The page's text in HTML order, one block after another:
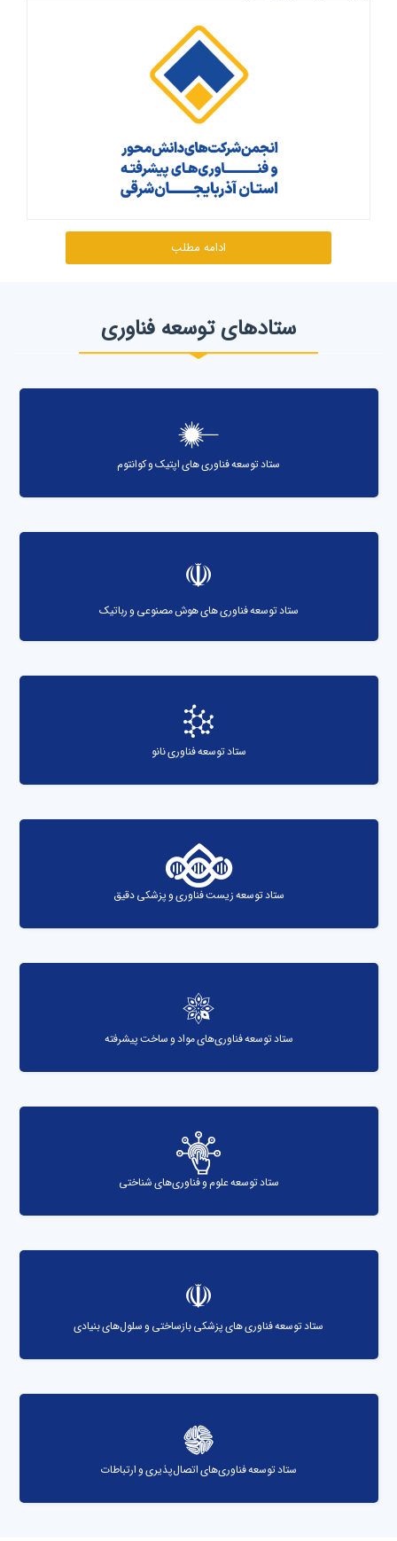
ادامه مطلب
ستاد‌های توسعه فناوری
ستاد توسعه فناوری های اپتیک و کوانتوم
ستاد توسعه فناوری های هوش مصنوعی و رباتیک
ستاد توسعه فناوری نانو
ستاد توسعه زیست فناوری و پزشکی دقیق
ستاد توسعه فناوری‌های مواد و ساخت پیشرفته
ستاد توسعه علوم و فناوری‌های شناختی
ستاد توسعه فناوری های پزشکی بازساختی و سلول‌های بنیادی
ستاد توسعه فناوری‌های اتصال‌پذیری و ارتباطات